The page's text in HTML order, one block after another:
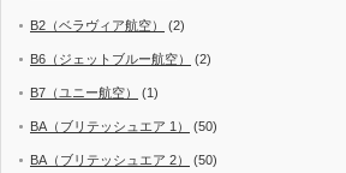
B2（ベラヴィア航空） (2)
B6（ジェットブルー航空） (2)
B7（ユニー航空） (1)
BA（ブリテッシュエア 1） (50)
BA（ブリテッシュエア 2） (50)